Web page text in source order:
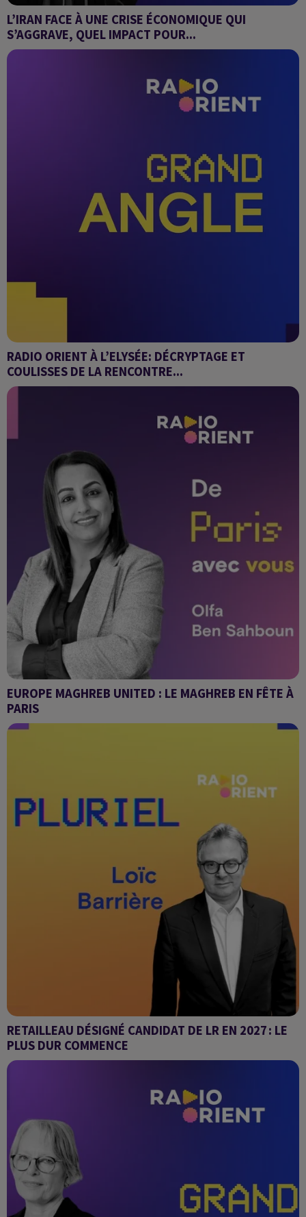
L’IRAN FACE À UNE CRISE ÉCONOMIQUE QUI
S’AGGRAVE, QUEL IMPACT POUR...
Grand Angle
RADIO ORIENT À L’ELYSÉE: DÉCRYPTAGE ET
COULISSES DE LA RENCONTRE...
Grand Angle
EUROPE MAGHREB UNITED : LE MAGHREB EN FÊTE À
PARIS
AGENDA CULTUREL
RETAILLEAU DÉSIGNÉ CANDIDAT DE LR EN 2027 : LE
PLUS DUR COMMENCE
PLURIEL